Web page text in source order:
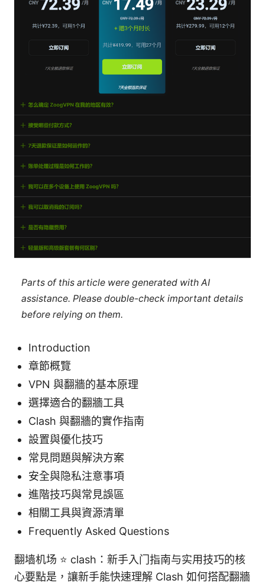
Parts of this article were generated with AI
assistance. Please double-check important details
before relying on them.
Introduction
章節概覽
VPN 與翻牆的基本原理
選擇適合的翻牆工具
Clash 與翻牆的實作指南
設置與優化技巧
常見問題與解決方案
安全與隐私注意事項
進階技巧與常見誤區
相關工具與資源清單
Frequently Asked Questions
翻墙机场 ⭐ clash：新手入门指南与实用技巧的核
心要點是，讓新手能快速理解 Clash 如何搭配翻牆